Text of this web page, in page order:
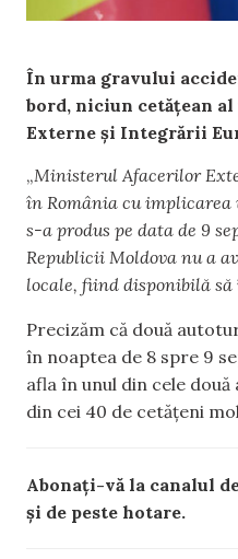
În urma gravului
bord, niciun cetățean
Externe și Integrării
„Ministerul Afacerilor
în România cu
s-a produs pe data de 9
Republicii Moldova nu a
locale, fiind disponibilă
Precizăm că două
în noaptea de 8 spre 9
afla în unul din cele
din cei 40 de cetățeni
Abonați-vă la canalul
și de peste hotare.